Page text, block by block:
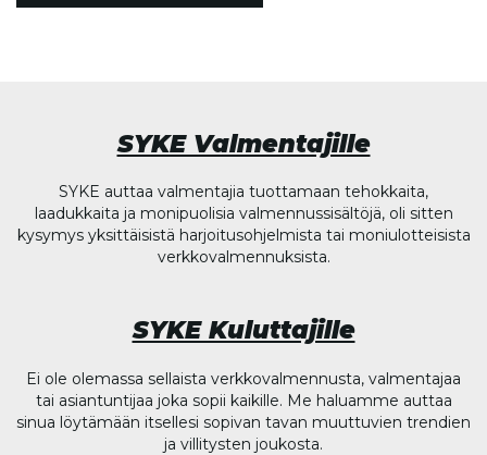
SYKE Valmentajille
SYKE auttaa valmentajia tuottamaan tehokkaita,
laadukkaita ja monipuolisia valmennussisältöjä, oli sitten
kysymys yksittäisistä harjoitusohjelmista tai moniulotteisista
verkkovalmennuksista.
SYKE Kuluttajille
Ei ole olemassa sellaista verkkovalmennusta, valmentajaa
tai asiantuntijaa joka sopii kaikille. Me haluamme auttaa
sinua löytämään itsellesi sopivan tavan muuttuvien trendien
ja villitysten joukosta.